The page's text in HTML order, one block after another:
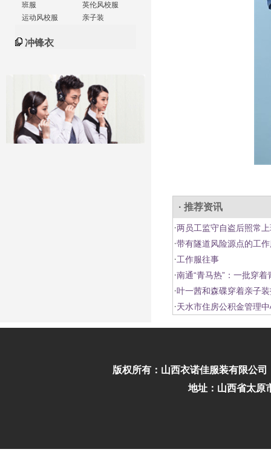
班服
英伦风校服
运动风校服
亲子装
冲锋衣
· 推荐资讯
·两员工监守自盗后照常
·带有隧道风险源点的工
·工作服往事
·南通“青马热”：一批穿
·叶一茜和森碟穿着亲子
·天水市住房公积金管理
版权所有： 山西衣诺佳服装有限公司
地址：山西省太原